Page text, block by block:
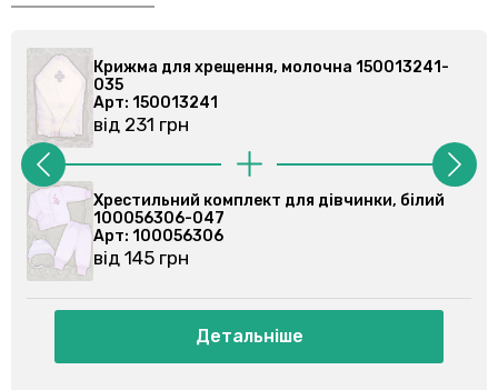
Крижма для хрещення, молочна 150013241-
035
Арт: 150013241
від 231 грн
Хрестильний комплект для дівчинки, білий
100056306-047
Арт: 100056306
від 145 грн
Детальніше